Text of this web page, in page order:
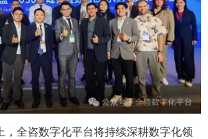
，全咨数字化平台将持续深耕数字化领